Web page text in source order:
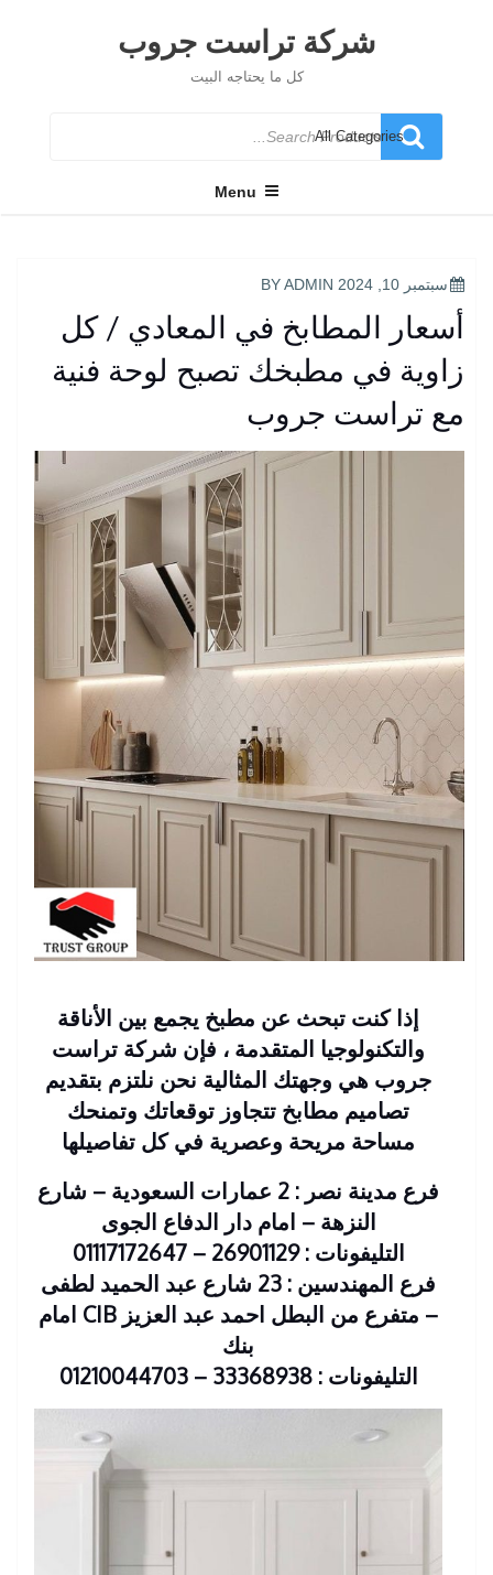
شركة تراست جروب
كل ما يحتاجه البيت
Search
for
Menu
POSTED
سبتمبر 10, 2024 ADMIN
أسعار المطابخ في المعادي / كل
زاوية في مطبخك تصبح لوحة فنية
مع تراست جروب
إذا كنت تبحث عن مطبخ يجمع بين الأناقة
والتكنولوجيا المتقدمة ، فإن شركة تراست
جروب هي وجهتك المثالية نحن نلتزم بتقديم
تصاميم مطابخ تتجاوز توقعاتك وتمنحك
مساحة مريحة وعصرية في كل تفاصيلها
فرع مدينة نصر : 2 عمارات السعودية – شارع
النزهة – امام دار الدفاع الجوى
التليفونات : 26901129 – 01117172647
فرع المهندسين : 23 شارع عبد الحميد لطفى
– متفرع من البطل احمد عبد العزيز CIB امام
بنك
التليفونات : 33368938 – 01210044703